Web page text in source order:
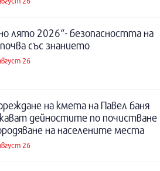
лято 2026“- безопасността на
със знанието
26
на кмета на Павел баня
дейностите по почистване
на населените места
26